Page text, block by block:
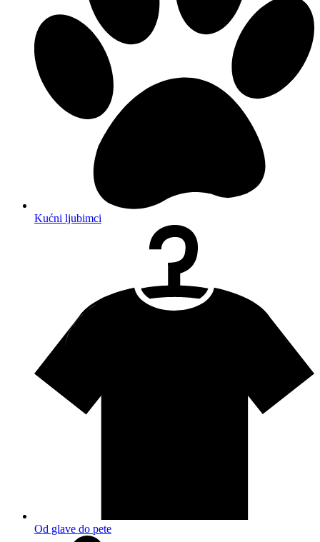
Kućni ljubimci
Od glave do pete